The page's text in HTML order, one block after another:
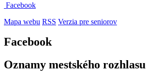
Facebook
Mapa webu RSS Verzia pre seniorov
Facebook
Oznamy mestského rozhlasu